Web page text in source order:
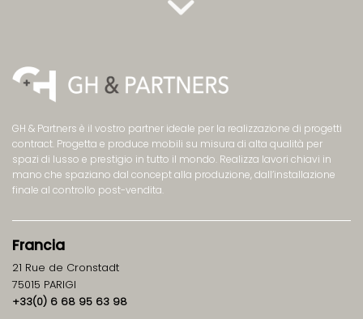
GH & Partners è il vostro partner ideale per la realizzazione di progetti
contract. Progetta e produce mobili su misura di alta qualità per
spazi di lusso e prestigio in tutto il mondo. Realizza lavori chiavi in
mano che spaziano dal concept alla produzione, dall’installazione
finale al controllo post-vendita.
Francia
21 Rue de Cronstadt
75015 PARIGI
+33(0) 6 68 95 63 98